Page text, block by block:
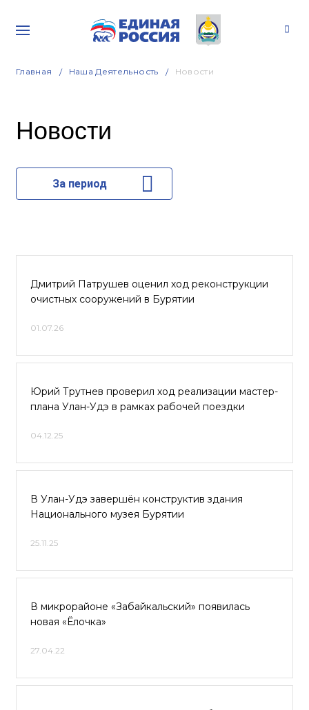
Главная Наша Деятельность Новости
Новости
За период
Дмитрий Патрушев оценил ход реконструкции
очистных сооружений в Бурятии
01.07.26
Юрий Трутнев проверил ход реализации мастер-
плана Улан-Удэ в рамках рабочей поездки
04.12.25
В Улан-Удэ завершён конструктив здания
Национального музея Бурятии
25.11.25
В микрорайоне «Забайкальский» появилась
новая «Ёлочка»
27.04.22